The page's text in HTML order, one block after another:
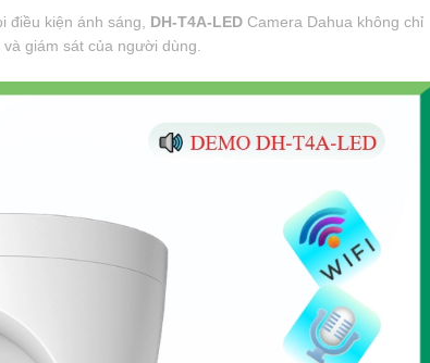
điều kiện ánh sáng, DH-T4A-LED Camera Dahua không chỉ
giám sát của người dùng.